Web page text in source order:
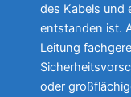
des Kabels und
entstanden ist.
Leitung
oder